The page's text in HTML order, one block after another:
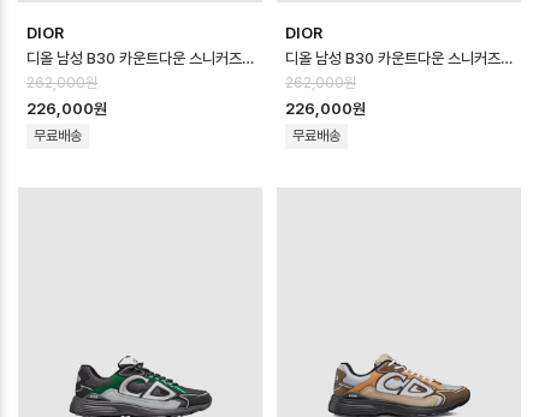
DIOR
디올 남성 B30 카운트다운 스니커즈 - Dior Mens B30 Countdown Sho…
262,000원
226,000원
무료배송
DIOR
디올 남성 B30 카운트다운 스니커즈 - Dior Mens B30 Countdown Sho…
262,000원
226,000원
무료배송